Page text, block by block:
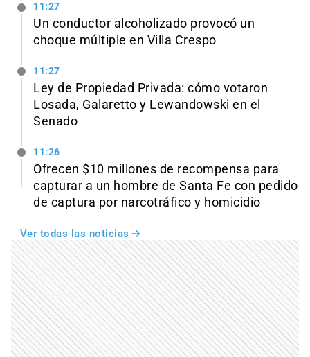
11:27
Un conductor alcoholizado provocó un
choque múltiple en Villa Crespo
11:27
Ley de Propiedad Privada: cómo votaron
Losada, Galaretto y Lewandowski en el
Senado
11:26
Ofrecen $10 millones de recompensa para
capturar a un hombre de Santa Fe con pedido
de captura por narcotráfico y homicidio
Ver todas las noticias